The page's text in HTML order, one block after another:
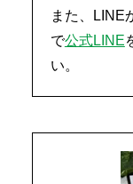
また、LINE
で公式LINE
い。